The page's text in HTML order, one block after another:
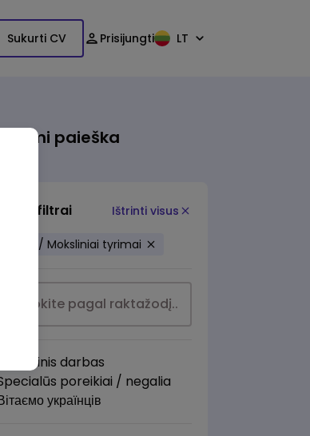
Sukurti CV Prisijungti LT
Išsami paieška
filtrai Ištrinti visus
/ Moksliniai tyrimai
Nuotolinis darbas
poreikiai / negalia
українців